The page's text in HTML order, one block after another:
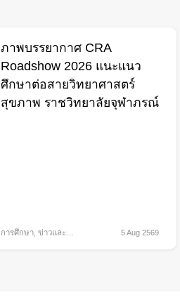
ภาพบรรยากาศ CRA
Roadshow 2026 แนะแนว
ศึกษาต่อสายวิทยาศาสตร์
สุขภาพ ราชวิทยาลัยจุฬาภรณ์
การศึกษา ข่าวและ
5 Aug 2569